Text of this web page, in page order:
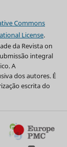
Commons
License.
da Revista on
integral
A
dos autores. É
escrita do